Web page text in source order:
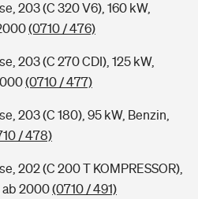
203 (C 320 V6), 160 kW,
(0710 / 476)
203 (C 270 CDI), 125 kW,
(0710 / 477)
203 (C 180), 95 kW, Benzin,
/ 478)
202 (C 200 T KOMPRESSOR),
ab 2000(0710 / 491)